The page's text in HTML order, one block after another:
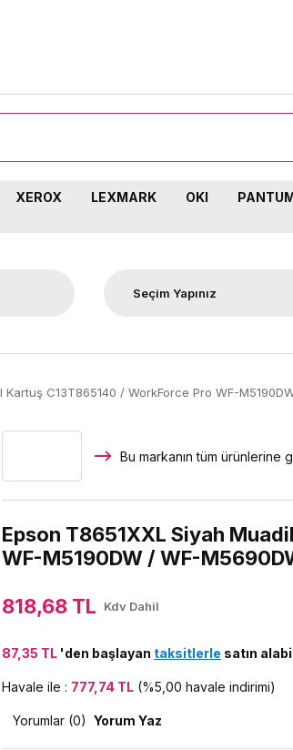
XEROX LEXMARK OKI
Kartuş C13T865140 / WorkForce Pro WF-
Bu markanın tüm ürünlerine
Epson T8651XXL Siyah
WF-M5190DW / WF-
818,68 TL Kdv Dahil
87,35 TL 'den başlayan taksitlerle satın
Havale ile : 777,74 TL (%5,00 havale indirimi)
Yorumlar (0) Yorum Yaz